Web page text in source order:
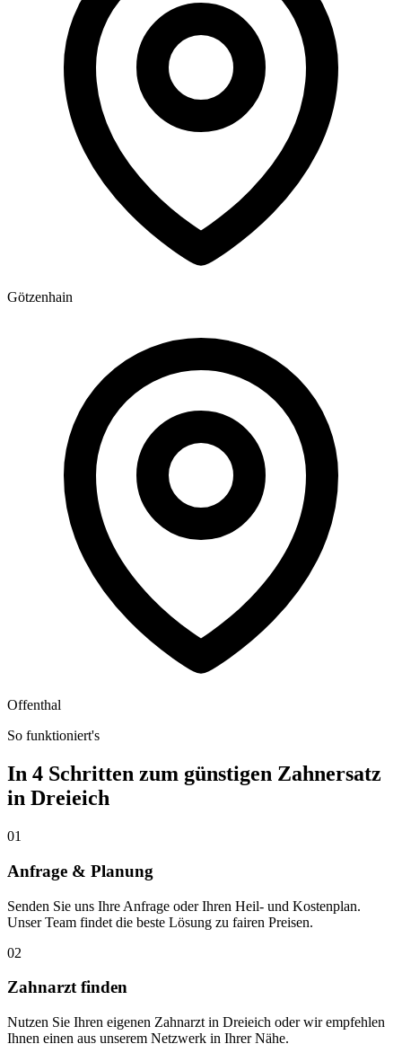
Götzenhain
Offenthal
So funktioniert's
In 4 Schritten zum günstigen Zahnersatz
in Dreieich
01
Anfrage & Planung
Senden Sie uns Ihre Anfrage oder Ihren Heil- und Kostenplan.
Unser Team findet die beste Lösung zu fairen Preisen.
02
Zahnarzt finden
Nutzen Sie Ihren eigenen Zahnarzt in Dreieich oder wir empfehlen
Ihnen einen aus unserem Netzwerk in Ihrer Nähe.